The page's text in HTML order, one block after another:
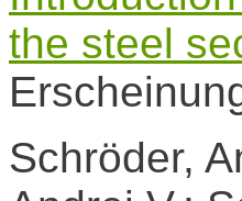
the steel
Schröder,